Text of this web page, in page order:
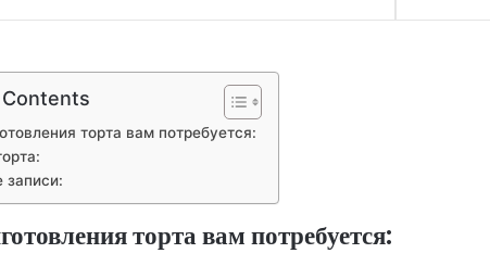
торта вам потребуется:
записи:
торта вам потребуется: